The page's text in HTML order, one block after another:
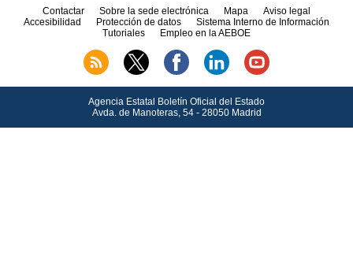
Contactar Sobre la sede electrónica Mapa
Aviso legal
Accesibilidad
Protección de datos
Sistema Interno de Información
Tutoriales
Empleo en la AEBOE
Agencia Estatal Boletín Oficial del Estado
Avda.de Manoteras, 54 - 28050 Madrid